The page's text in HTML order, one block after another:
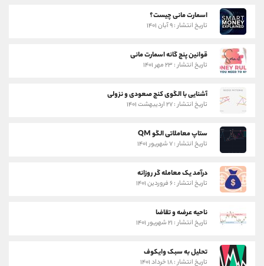
اسمارت مانی چیست؟
تاریخ انتشار : ۹ آبان ۱۴۰۱
قوانین پنج گانه اسمارت مانی
تاریخ انتشار : ۲۳ مهر ۱۴۰۱
آشنایی با الگوی کنج صعودی و نزولی
تاریخ انتشار : ۲۷ اردیبهشت ۱۴۰۱
ستاپ معاملاتی الگو QM
تاریخ انتشار : ۷ شهریور ۱۴۰۱
درآمد یک معامله گر روزانه
تاریخ انتشار : ۶ فروردین ۱۴۰۱
ناحیه عرضه و تقاضا
تاریخ انتشار : ۲۱ شهریور ۱۴۰۱
تحلیل به سبک وایکوف
تاریخ انتشار : ۱۸ خرداد ۱۴۰۱